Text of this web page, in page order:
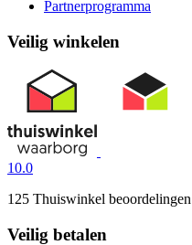
Partnerprogramma
Veilig winkelen
10.0
125 Thuiswinkel beoordelingen
Veilig betalen